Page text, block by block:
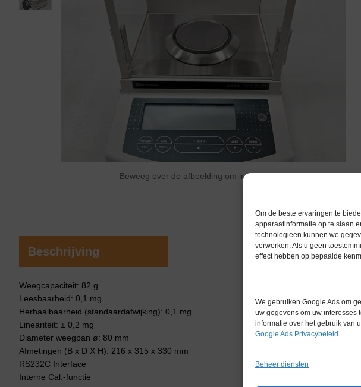
Om de beste ervaringen te
apparaatinformatie op te slaan
technologieën kunnen we
verwerken. Als u geen
effect hebben op bepaalde
We gebruiken Google Ads om
uw gegevens om uw interesses
informatie over het gebruik van
Google Ads Privacybeleid
Beheer diensten
Beweeg over de afbeelding om in te zoomen
Beschrijving
Weegcapaciteit: 82 g
Leesbaarheid: 0,1 mg
Herhaalbaarheid (standaardafwijking): 0,1 mg
Lineariteit: ± 0,2 mg
Diameter weegpan ø: 80 mm
Afmetingen (B x D X H): 216 x 315 x 330 mm
RS232C Interface
Interne Cal.-functie